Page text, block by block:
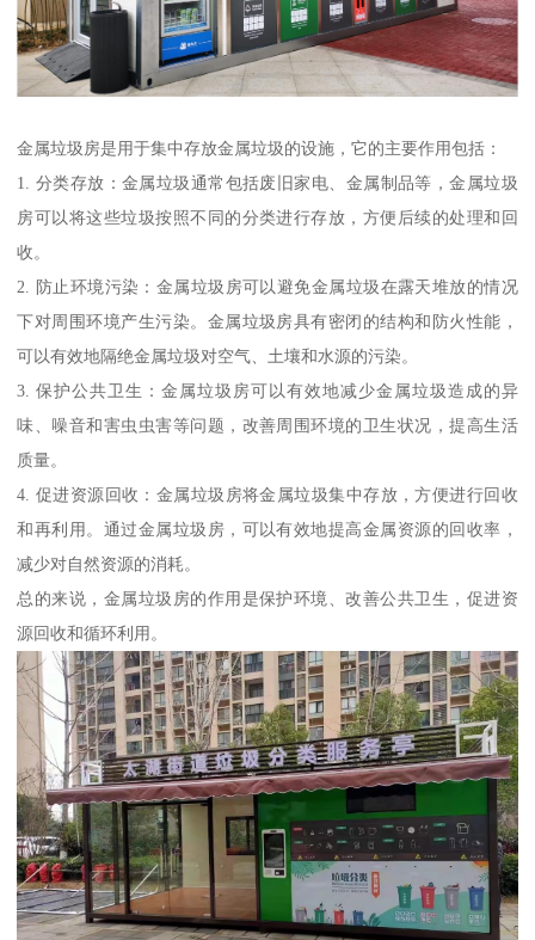
金属垃圾房是用于集中存放金属垃圾的设施，它的主要作用包括：
1. 分类存放：金属垃圾通常包括废旧家电、金属制品等，金属垃圾
房可以将这些垃圾按照不同的分类进行存放，方便后续的处理和回
收。
2. 防止环境污染：金属垃圾房可以避免金属垃圾在露天堆放的情况
下对周围环境产生污染。金属垃圾房具有密闭的结构和防火性能，
可以有效地隔绝金属垃圾对空气、土壤和水源的污染。
3. 保护公共卫生：金属垃圾房可以有效地减少金属垃圾造成的异
味、噪音和害虫虫害等问题，改善周围环境的卫生状况，提高生活
质量。
4. 促进资源回收：金属垃圾房将金属垃圾集中存放，方便进行回收
和再利用。通过金属垃圾房，可以有效地提高金属资源的回收率，
减少对自然资源的消耗。
总的来说，金属垃圾房的作用是保护环境、改善公共卫生，促进资
源回收和循环利用。